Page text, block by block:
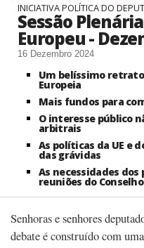
INICIATIVA POLÍTICA DO
Sessão
Europeu -
16 Dezembro 2024
Um belíssimo
Europeia
Mais fundos para
O interesse público
arbitrais
As políticas da UE e
das grávidas
As necessidades
reuniões do
Senhoras e senhores
debate é construído com